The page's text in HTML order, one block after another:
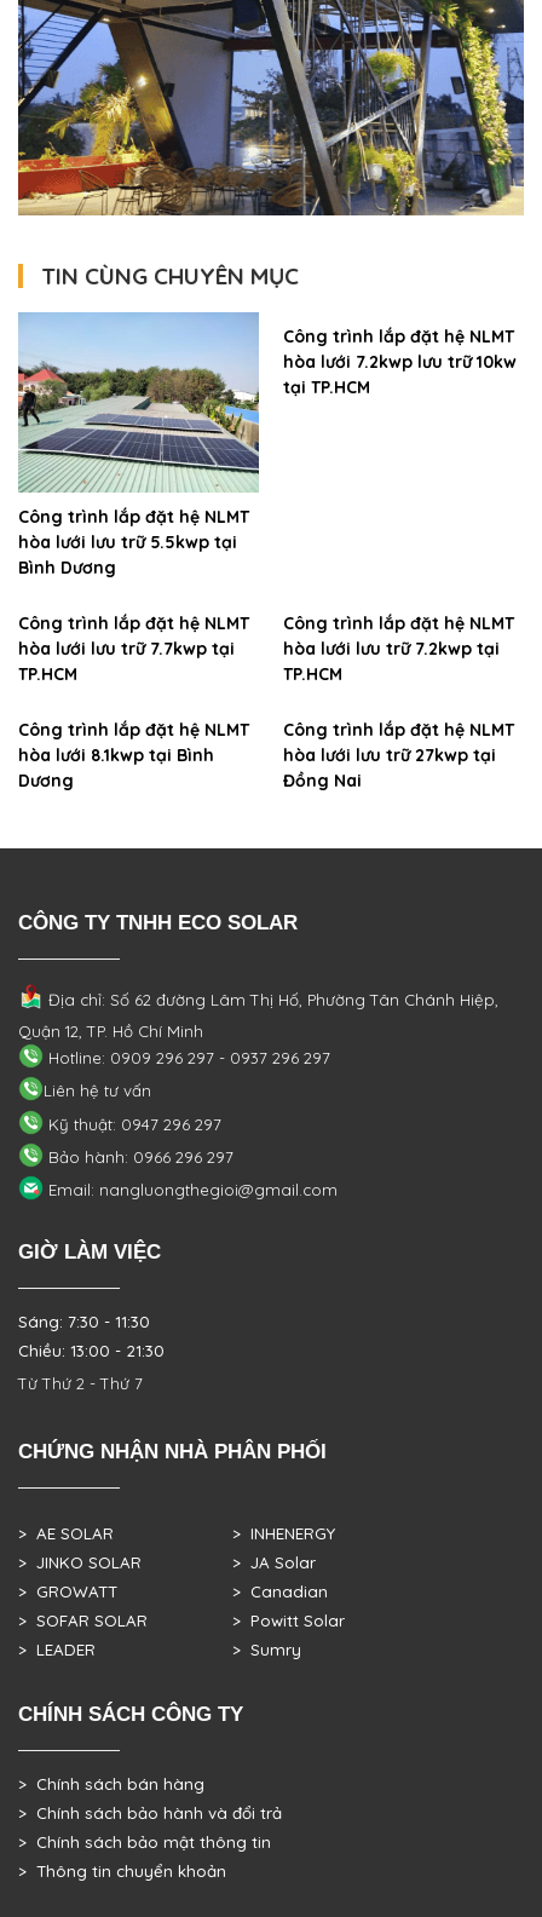
TIN CÙNG CHUYÊN MỤC
Công trình lắp đặt hệ NLMT
hòa lưới lưu trữ 5.5kwp tại
Bình Dương
Công trình lắp đặt hệ NLMT
hòa lưới 7.2kwp lưu trữ 10kw
tại TP.HCM
Công trình lắp đặt hệ NLMT
hòa lưới lưu trữ 7.7kwp tại
TP.HCM
Công trình lắp đặt hệ NLMT
hòa lưới lưu trữ 7.2kwp tại
TP.HCM
Công trình lắp đặt hệ NLMT
hòa lưới 8.1kwp tại Bình
Dương
Công trình lắp đặt hệ NLMT
hòa lưới lưu trữ 27kwp tại
Đồng Nai
CÔNG TY TNHH ECO SOLAR
Địa chỉ: Số 62 đường Lâm Thị Hố, PhườngTân Chánh Hiệp,
Quận 12, TP. Hồ Chí Minh
Hotline: 0909 296 297 - 0937 296 297
Liên hệ tư vấn
Kỹ thuật: 0947 296 297
Bảo hành: 0966 296 297
Email: nangluongthegioi@gmail.com
GIỜ LÀM VIỆC
Sáng: 7:30 - 11:30
Chiều: 13:00 - 21:30
Từ Thứ 2 - Thứ 7
CHỨNG NHẬN NHÀ PHÂN PHỐI
> AE SOLAR
> JINKO SOLAR
> GROWATT
> SOFAR SOLAR
> LEADER
> INHENERGY
> JA Solar
> Canadian
> Powitt Solar
> Sumry
CHÍNH SÁCH CÔNG TY
> Chính sách bán hàng
> Chính sách bảo hành và đổi trả
> Chính sách bảo mật thông tin
> Thông tin chuyển khoản